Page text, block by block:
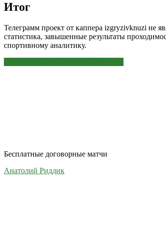
Итог
Телеграмм проект от каппера izgryzivknuzi не
статистика, завышенные результаты
спортивному аналитику.
Бесплатные договорные матчи
Анатолий Риддик